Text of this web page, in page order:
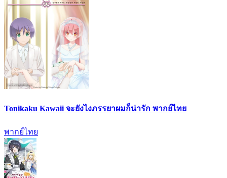
Tonikaku Kawaii จะยังไงภรรยาผมก็น่ารัก พากย์ไทย
พากย์ไทย